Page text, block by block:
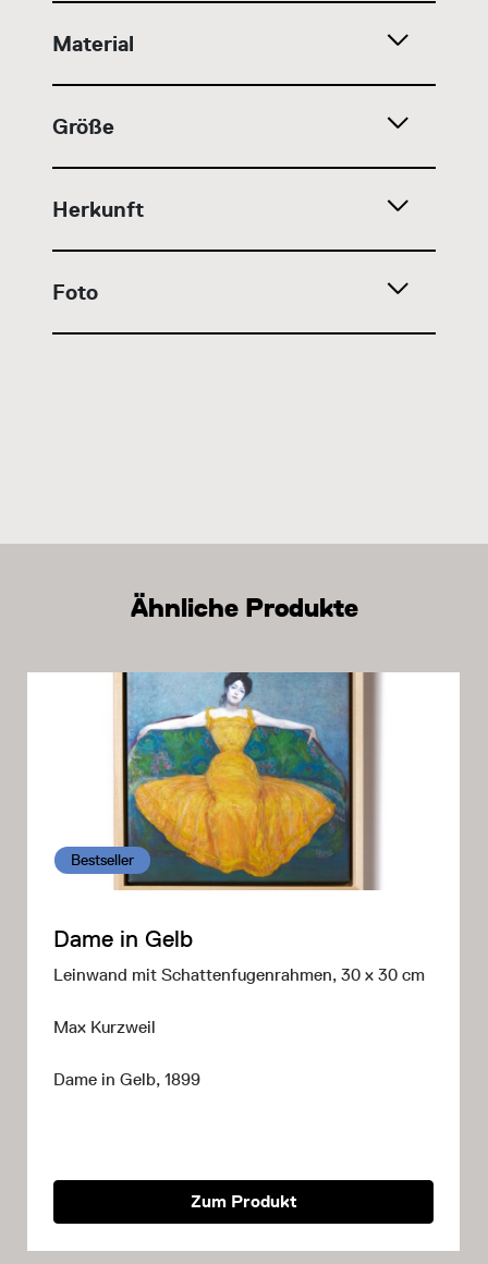
Material
Größe
Herkunft
Foto
Ähnliche Produkte
Bestseller
Dame in Gelb
Leinwand mit Schattenfugenrahmen, 30 x 30 cm
Max Kurzweil
Dame in Gelb, 1899
Zum Produkt